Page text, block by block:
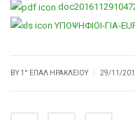
ΥΠΟΨΗΦΙΟΙ-ΓΙΑ-
BY1° ΕΠΑΛ ΗΡΑΚΛΕΊΟΥ 29/11/